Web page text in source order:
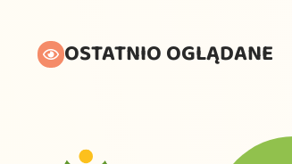
OSTATNIO OGLĄDANE